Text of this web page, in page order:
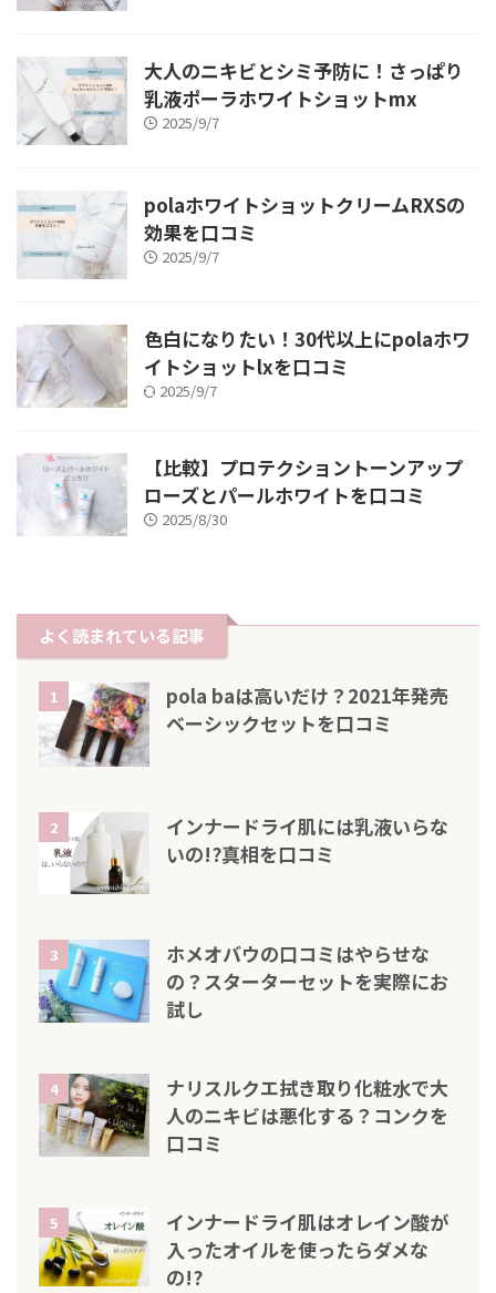
大人のニキビとシミ予防に！さっぱり
乳液ポーラホワイトショットmx
2025/9/7
polaホワイトショットクリームRXSの
効果を口コミ
2025/9/7
色白になりたい！30代以上にpolaホワ
イトショットlxを口コミ
2025/9/7
【比較】プロテクショントーンアップ
ローズとパールホワイトを口コミ
2025/8/30
よく読まれている記事
1
pola baは高いだけ？2021年発売
ベーシックセットを口コミ
2
インナードライ肌には乳液いらな
いの!?真相を口コミ
3
ホメオバウの口コミはやらせな
の？スターターセットを実際にお
試し
4
ナリスルクエ拭き取り化粧水で大
人のニキビは悪化する？コンクを
口コミ
5
インナードライ肌はオレイン酸が
入ったオイルを使ったらダメな
の!?